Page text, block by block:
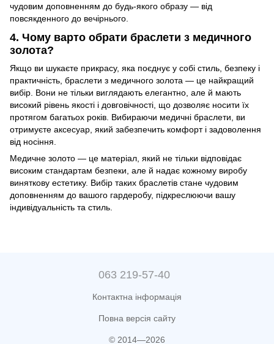
чудовим доповненням до будь-якого образу — від
повсякденного до вечірнього.
4. Чому варто обрати браслети з медичного
золота?
Якщо ви шукаєте прикрасу, яка поєднує у собі стиль, безпеку і
практичність, браслети з медичного золота — це найкращий
вибір. Вони не тільки виглядають елегантно, але й мають
високий рівень якості і довговічності, що дозволяє носити їх
протягом багатьох років. Вибираючи медичні браслети, ви
отримуєте аксесуар, який забезпечить комфорт і задоволення
від носіння.
Медичне золото — це матеріал, який не тільки відповідає
високим стандартам безпеки, але й надає кожному виробу
виняткову естетику. Вибір таких браслетів стане чудовим
доповненням до вашого гардеробу, підкреслюючи вашу
індивідуальність та стиль.
063 219-57-40
Контактна інформація
Повна версія сайту
© 2014—2026